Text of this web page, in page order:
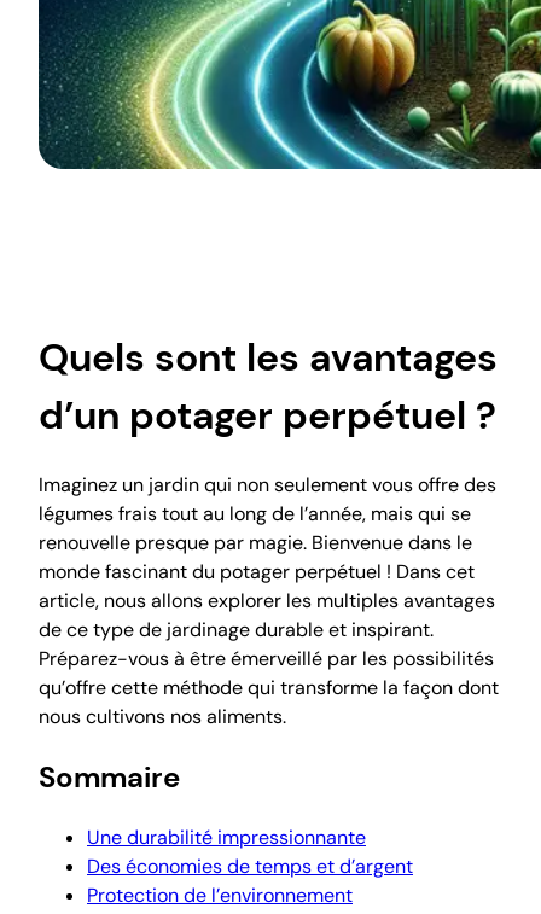
Quels sont les avantages
d’un potager perpétuel ?
Imaginez un jardin qui non seulement vous offre des
légumes frais tout au long de l’année, mais qui se
renouvelle presque par magie. Bienvenue dans le
monde fascinant du potager perpétuel ! Dans cet
article, nous allons explorer les multiples avantages
de ce type de jardinage durable et inspirant.
Préparez-vous à être émerveillé par les possibilités
qu’offre cette méthode qui transforme la façon dont
nous cultivons nos aliments.
Sommaire
Une durabilité impressionnante
Des économies de temps et d’argent
Protection de l’environnement